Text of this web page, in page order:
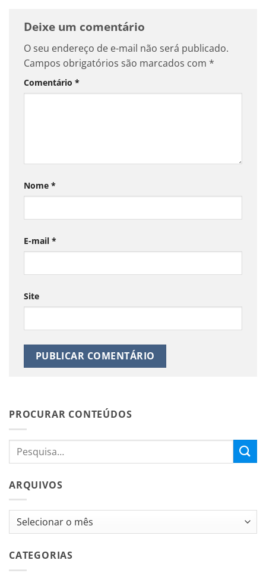
Deixe um comentário
O seu endereço de e-mail não será publicado.
Campos obrigatórios são marcados com *
Comentário *
Nome *
E-mail *
Site
PROCURAR CONTEÚDOS
ARQUIVOS
Arquivos
CATEGORIAS